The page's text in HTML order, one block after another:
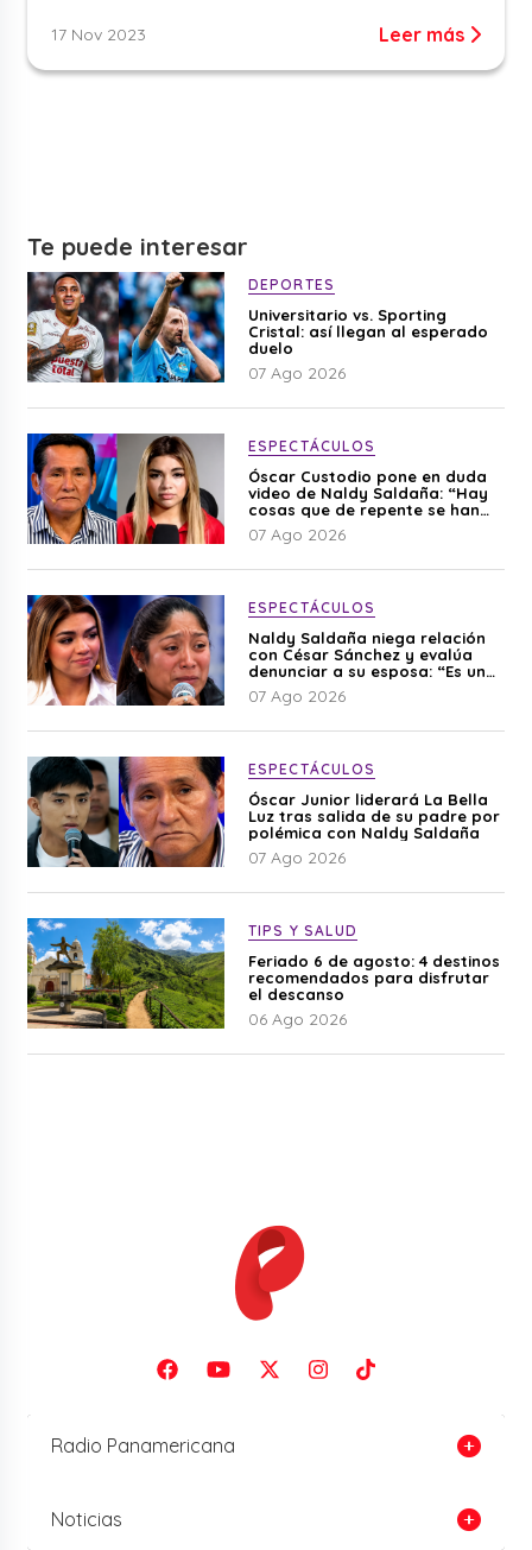
17 Nov 2023 Leer más
Te puede interesar
DEPORTES
Universitario vs. Sporting
Cristal: así llegan al esperado
duelo
07 Ago 2026
ESPECTÁCULOS
Óscar Custodio pone en duda
video de Naldy Saldaña: “Hay
cosas que de repente se han
editado”
07 Ago 2026
ESPECTÁCULOS
Naldy Saldaña niega relación
con César Sánchez y evalúa
denunciar a su esposa: “Es una
difamación”
07 Ago 2026
ESPECTÁCULOS
Óscar Junior liderará La Bella
Luz tras salida de su padre por
polémica con Naldy Saldaña
07 Ago 2026
TIPS Y SALUD
Feriado 6 de agosto: 4 destinos
recomendados para disfrutar
el descanso
06 Ago 2026
Radio Panamericana
Noticias